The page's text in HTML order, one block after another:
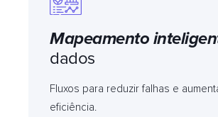
Mapeamento
dados
Fluxos para reduzir falhas e
eficiência.